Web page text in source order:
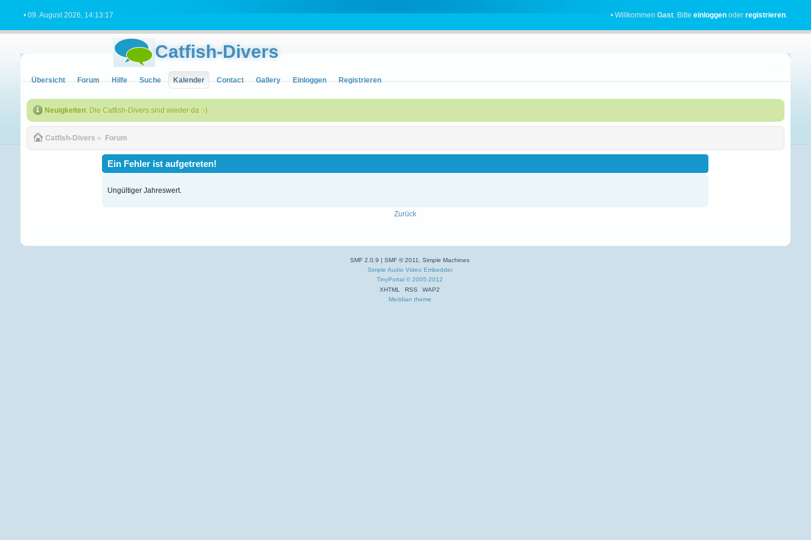
• 09. August 2026, 14:13:17 • WillkommenGast. Bitteeinloggen oderregistrieren.
Catfish-Divers
Übersicht Forum Hilfe Suche Kalender Contact Gallery Einloggen Registrieren
Neuigkeiten: Die Catfish-Divers sind wieder da :-)
Catfish-Divers » Forum
Ein Fehler ist aufgetreten!
Ungültiger Jahreswert.
Zurück
SMF 2.0.9 |SMF © 2011,Simple Machines
Simple Audio Video Embedder
TinyPortal © 2005-2012
XHTML
RSS
WAP2
Meridian theme